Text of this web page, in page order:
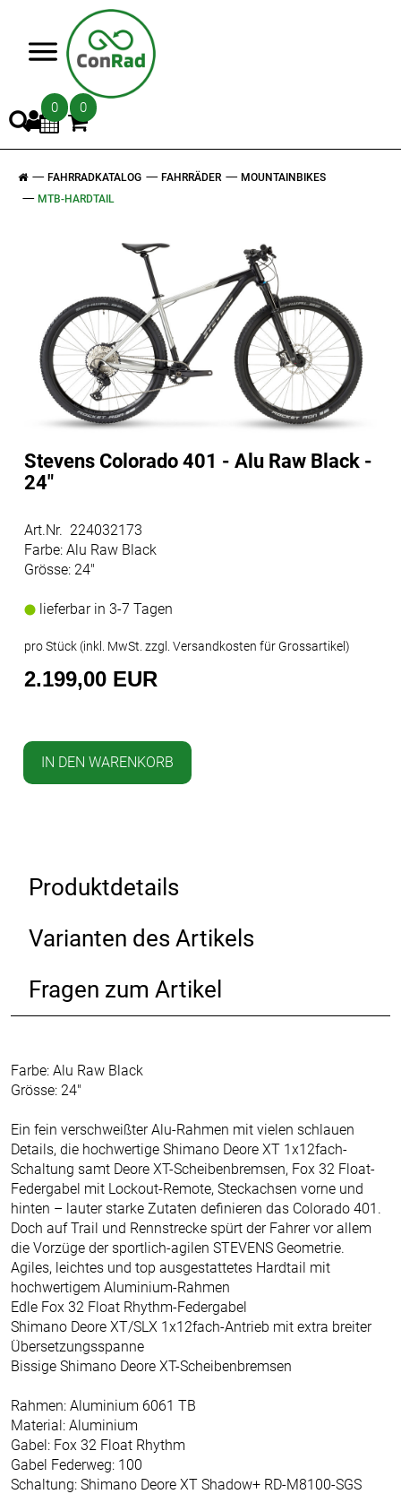
0 0
FAHRRADKATALOG FAHRRÄDER
MOUNTAINBIKES
MTB-HARDTAIL
Stevens Colorado 401 - Alu Raw Black -
24"
Art.Nr. 224032173
Farbe: Alu Raw Black
Grösse: 24"
lieferbar in 3-7 Tagen
pro Stück (inkl. MwSt. zzgl. Versandkosten für Grossartikel)
2.199,00 EUR
IN DEN WARENKORB
Produktdetails
Varianten des Artikels
Fragen zum Artikel
Farbe: Alu Raw Black
Grösse: 24"
Ein fein verschweißter Alu-Rahmen mit vielen schlauen
Details, die hochwertige Shimano Deore XT 1x12fach-
Schaltung samt Deore XT-Scheibenbremsen, Fox 32 Float-
Federgabel mit Lockout-Remote, Steckachsen vorne und
hinten – lauter starke Zutaten definieren das Colorado 401.
Doch auf Trail und Rennstrecke spürt der Fahrer vor allem
die Vorzüge der sportlich-agilen STEVENS Geometrie.
Agiles, leichtes und top ausgestattetes Hardtail mit
hochwertigem Aluminium-Rahmen
Edle Fox 32 Float Rhythm-Federgabel
Shimano Deore XT/SLX 1x12fach-Antrieb mit extra breiter
Übersetzungsspanne
Bissige Shimano Deore XT-Scheibenbremsen
Rahmen: Aluminium 6061 TB
Material: Aluminium
Gabel: Fox 32 Float Rhythm
Gabel Federweg: 100
Schaltung: Shimano Deore XT Shadow+ RD-M8100-SGS